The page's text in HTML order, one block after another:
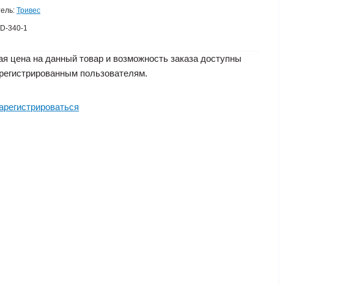
Тривес
340-1
цена на данный товар и возможность заказа доступны
пользователям.